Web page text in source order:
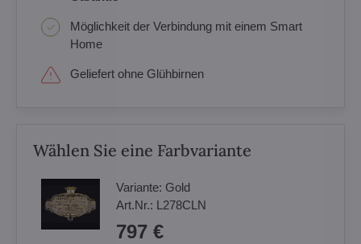
Möglichkeit der Verbindung mit einem Smart
Home
Geliefert ohne Glühbirnen
Wählen Sie eine Farbvariante
Variante: Gold
Art.Nr.: L278CLN
797 €